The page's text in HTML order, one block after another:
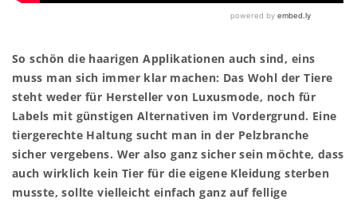
So schön die haarigen Applikationen auch sind, eins
muss man sich immer klar machen: Das Wohl der Tiere
steht weder für Hersteller von Luxusmode, noch für
Labels mit günstigen Alternativen im Vordergrund. Eine
tiergerechte Haltung sucht man in der Pelzbranche
sicher vergebens. Wer also ganz sicher sein möchte, dass
auch wirklich kein Tier für die eigene Kleidung sterben
musste, sollte vielleicht einfach ganz auf fellige